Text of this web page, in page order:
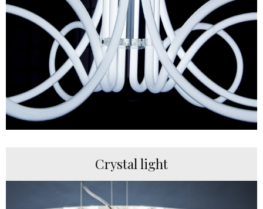
Crystal light